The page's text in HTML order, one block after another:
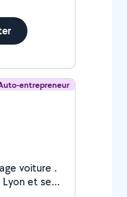
entrepreneur
voiture .
et ses